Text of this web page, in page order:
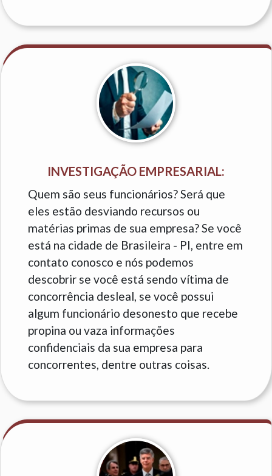
INVESTIGAÇÃO EMPRESARIAL:
Quem são seus funcionários? Será que
eles estão desviando recursos ou
matérias primas de sua empresa? Se você
está na cidade de Brasileira - PI, entre em
contato conosco e nós podemos
descobrir se você está sendo vítima de
concorrência desleal, se você possui
algum funcionário desonesto que recebe
propina ou vaza informações
confidenciais da sua empresa para
concorrentes, dentre outras coisas.